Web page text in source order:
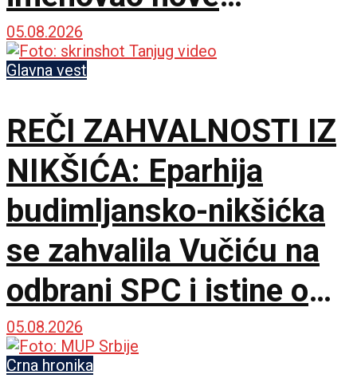
komandante na frontu!
05.08.2026
Glavna vest
REČI ZAHVALNOSTI IZ
NIKŠIĆA: Eparhija
budimljansko-nikšićka
se zahvalila Vučiću na
odbrani SPC i istine o
litijama
05.08.2026
Crna hronika